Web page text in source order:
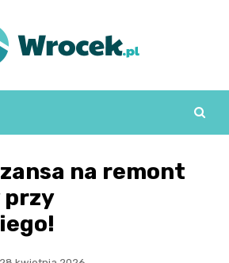
na remont
przy